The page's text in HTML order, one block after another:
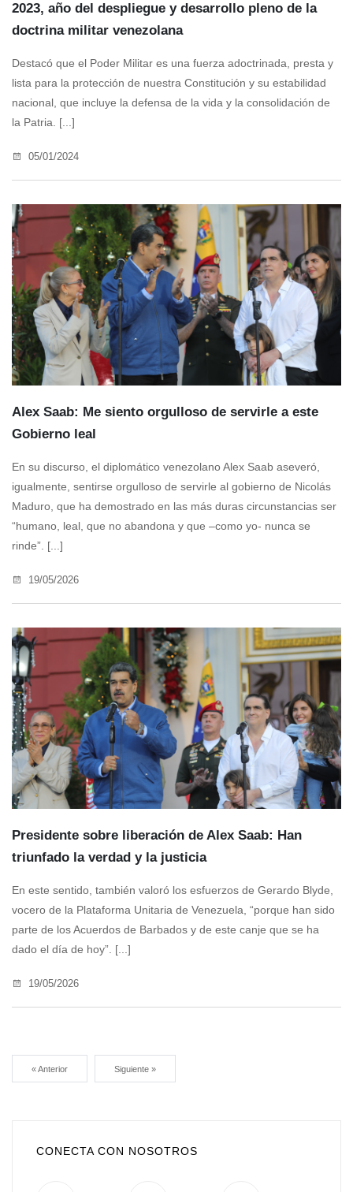
2023, año del despliegue y desarrollo pleno de la
doctrina militar venezolana
Destacó que el Poder Militar es una fuerza adoctrinada, presta y
lista para la protección de nuestra Constitución y su estabilidad
nacional, que incluye la defensa de la vida y la consolidación de
la Patria. [...]
05/01/2024
Alex Saab: Me siento orgulloso de servirle a este
Gobierno leal
En su discurso, el diplomático venezolano Alex Saab aseveró,
igualmente, sentirse orgulloso de servirle al gobierno de Nicolás
Maduro, que ha demostrado en las más duras circunstancias ser
“humano, leal, que no abandona y que –como yo- nunca se
rinde”. [...]
19/05/2026
Presidente sobre liberación de Alex Saab: Han
triunfado la verdad y la justicia
En este sentido, también valoró los esfuerzos de Gerardo Blyde,
vocero de la Plataforma Unitaria de Venezuela, “porque han sido
parte de los Acuerdos de Barbados y de este canje que se ha
dado el día de hoy”. [...]
19/05/2026
« Anterior Siguiente »
CONECTA CON NOSOTROS